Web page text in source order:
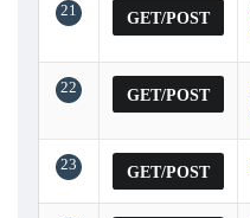
21 GET/POST
22 GET/POST
23 GET/POST